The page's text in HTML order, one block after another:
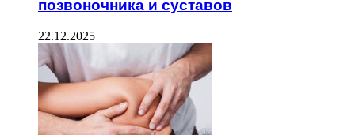
позвоночника и суставов
22.12.2025